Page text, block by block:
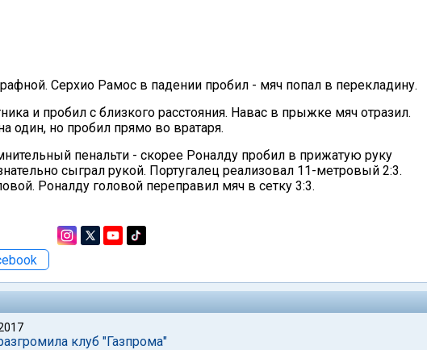
Серхио Рамос в падении пробил - мяч попал в перекладину.
и пробил с близкого расстояния. Навас в прыжке мяч отразил.
один, но пробил прямо во вратаря.
пенальти - скорее Роналду пробил в прижатую руку
сыграл рукой. Португалец реализовал 11-метровый 2:3.
Роналду головой переправил мяч в сетку 3:3.
клуб "Газпрома"